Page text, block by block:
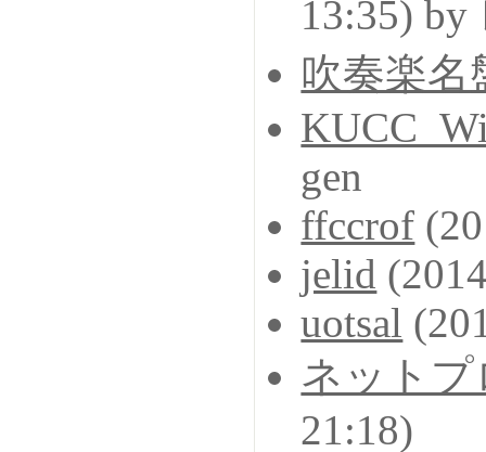
13:35)
吹奏楽名
gen
ffccrof
jelid
uotsal
ネット
21:18)